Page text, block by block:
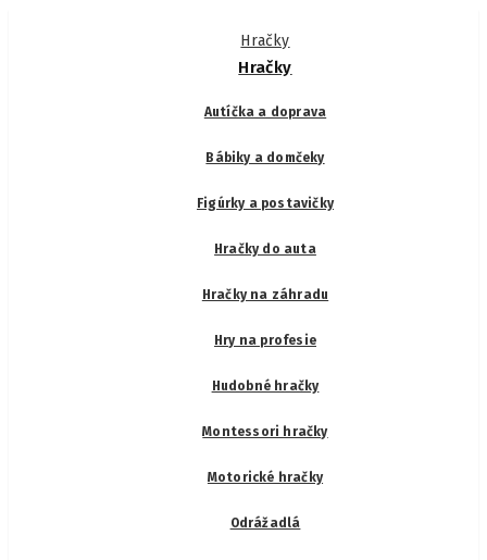
Hračky
Hračky
Autíčka a doprava
Bábiky a domčeky
Figúrky a postavičky
Hračky do auta
Hračky na záhradu
Hry na profesie
Hudobné hračky
Montessori hračky
Motorické hračky
Odrážadlá